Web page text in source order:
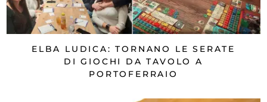
ELBA LUDICA: TORNANO LE SERATE
DI GIOCHI DA TAVOLO A
PORTOFERRAIO